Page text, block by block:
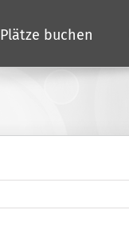
Plätze buchen